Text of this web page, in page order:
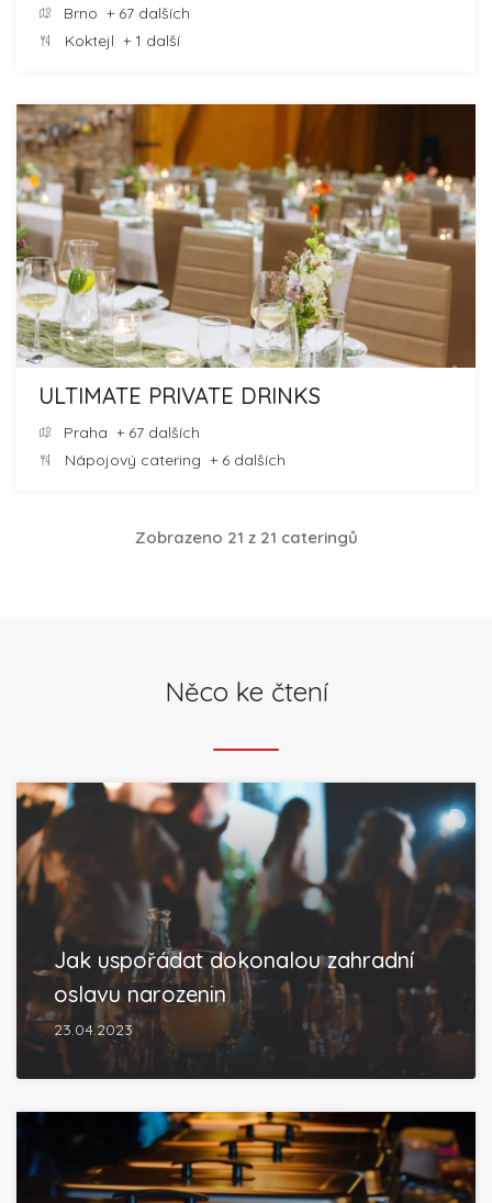
Brno + 67 dalších
Koktejl + 1 další
ULTIMATE PRIVATE DRINKS
Praha + 67 dalších
Nápojový catering + 6 dalších
Zobrazeno 21 z 21 cateringů
Něco ke čtení
Jak uspořádat dokonalou zahradní
oslavu narozenin
23.04.2023